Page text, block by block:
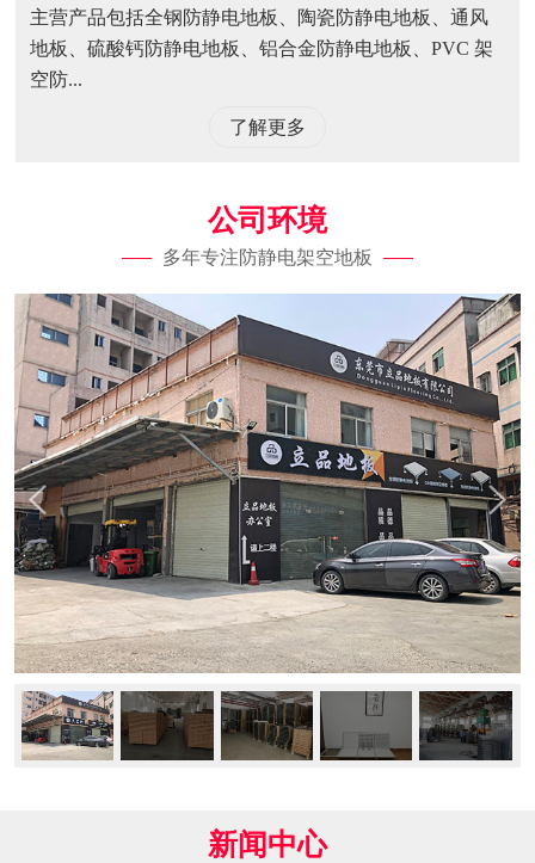
主营产品包括全钢防静电地板、陶瓷防静电地板、通风
地板、硫酸钙防静电地板、铝合金防静电地板、PVC 架
空防...
了解更多
公司环境
多年专注防静电架空地板
新闻中心